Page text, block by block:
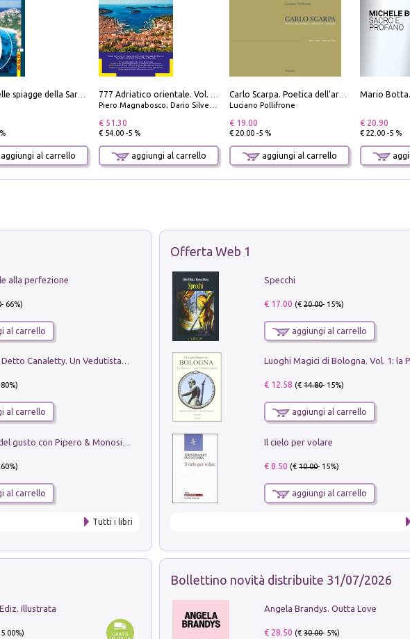
Carta delle spiagge della Sardegna. Con custodia
al carrello
777 Adriatico orientale. Vol. 2: Costa della Dalmazia da Zara a Molunat, Isole della Dalmazia Meridionale e Montenegro
Piero Magnabosco; Dario Silvestro; Marco Sbrizzi
€ 51.30
€ 54.00 -5 %
aggiungi al carrello
Carlo Scarpa. Poetica dell'arredo. Tavoli e sedie-Poetics of furniture. Tables and chairs. Ediz. bilingue
Luciano Pollifrone
€ 19.00
€ 20.00 -5 %
aggiungi al carrello
€ 20.90
€ 22.00 -5 %
alla perfezione
- 66%)
al carrello
Pietro Bellotti Detto Canaletty. Un Vedutista Veneziano nella Francia dell'Ancien Régime
al carrello
al carrello
Tutti i libri
Offerta Web 1
Specchi
€ 17.00 (€20.00- 15%)
aggiungi al carrello
€ 12.58 (€14.80- 15%)
aggiungi al carrello
Il cielo per volare
€ 8.50 (€10.00- 15%)
aggiungi al carrello
illustrata
Bollettino novità distribuite 31/07/2026
Angela Brandys. Outta Love
€ 28.50 (€30.00- 5%)